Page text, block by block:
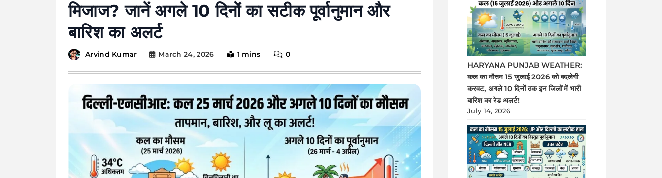
मिजाज? जानें अगले 10 दिनों का सटीक पूर्वानुमान और
बारिश का अलर्ट
Arvind Kumar March 24, 2026 1 mins 0
HARYANA PUNJAB WEATHER:
कल का मौसम 15 जुलाई 2026 को बदलेगी
करवट, अगले 10 दिनों तक इन जिलों में भारी
बारिश का रेड अलर्ट!
July 14, 2026